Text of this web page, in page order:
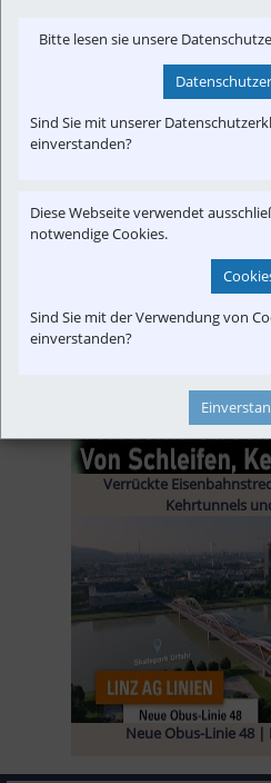
Verrückte
Kehrtunnels
Neue Obus-Linie 48 |
Bitte lesen sie unsere
Sind Sie mit unserer
einverstanden?
Diese Webseite verwendet
notwendige Cookies.
Sind Sie mit der Verwendung von
einverstanden?